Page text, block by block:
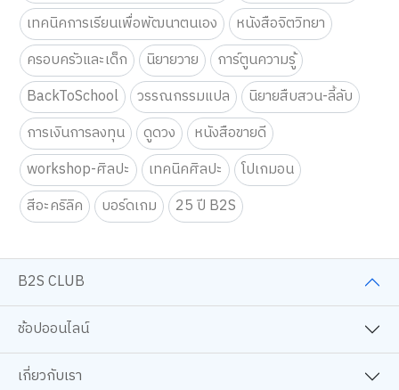
เทคนิคการเรียนเพื่อพัฒนาตนเอง
หนังสือจิตวิทยา
ครอบครัวและเด็ก
นิยายวาย
การ์ตูนความรู้
BackToSchool
วรรณกรรมแปล
นิยายสืบสวน-ลี้ลับ
การเงินการลงทุน
ดูดวง
หนังสือขายดี
workshop-ศิลปะ
เทคนิคศิลปะ
โปเกมอน
สีอะคริลิค
บอร์ดเกม 25 ปี B2S
B2S CLUB
ช้อปออนไลน์
เกี่ยวกับเรา